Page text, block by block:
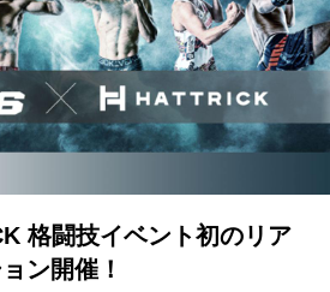
格闘技イベント初のリア
ン開催！